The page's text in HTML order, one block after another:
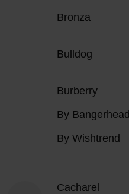
Bronza
Bulldog
Burberry
By Bangerhead
By Wishtrend
Cacharel